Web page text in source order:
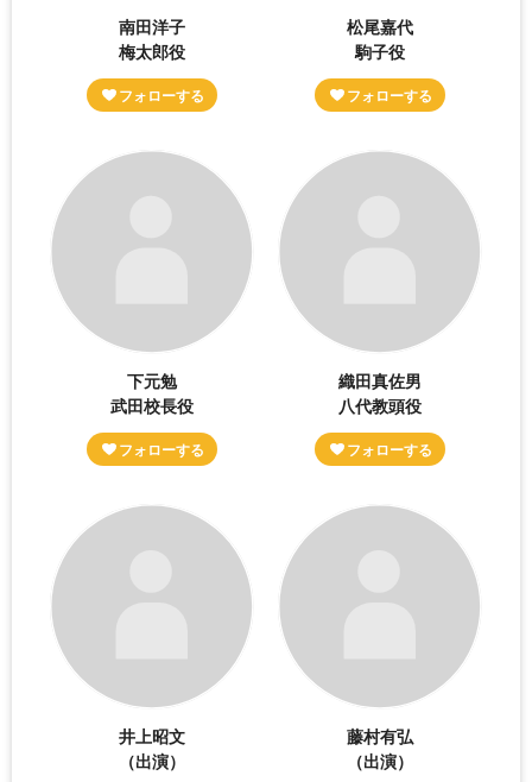
南田洋子
梅太郎役
松尾嘉代
駒子役
下元勉
武田校長役
織田真佐男
八代教頭役
井上昭文
（出演）
藤村有弘
（出演）